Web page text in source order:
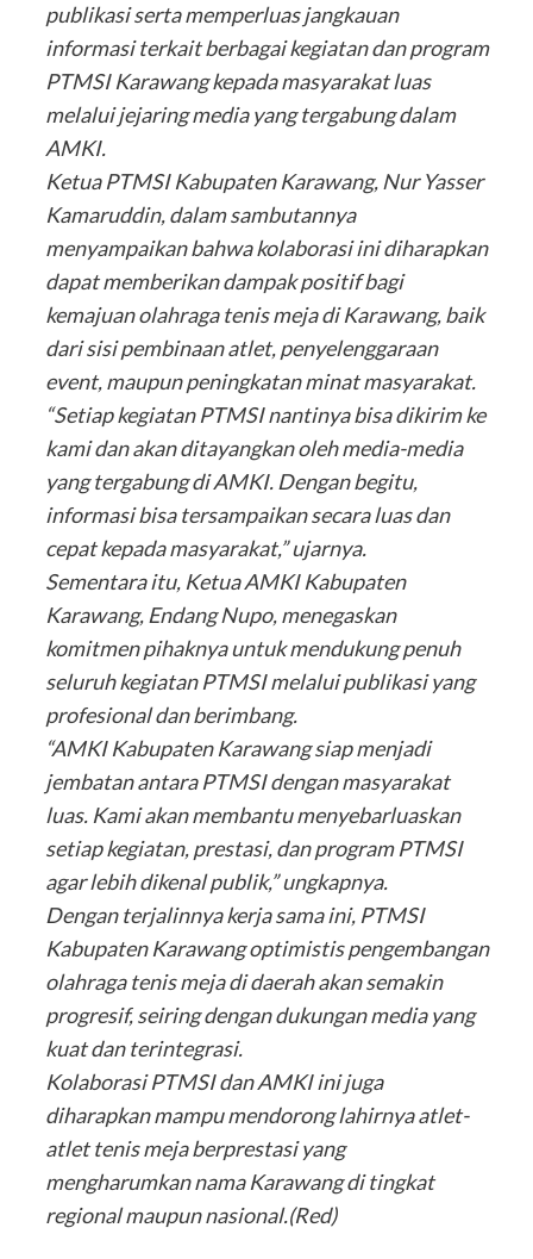
publikasi serta memperluas jangkauan
informasi terkait berbagai kegiatan dan program
PTMSI Karawang kepada masyarakat luas
melalui jejaring media yang tergabung dalam
AMKI.
Ketua PTMSI Kabupaten Karawang, Nur Yasser
Kamaruddin, dalam sambutannya
menyampaikan bahwa kolaborasi ini diharapkan
dapat memberikan dampak positif bagi
kemajuan olahraga tenis meja di Karawang, baik
dari sisi pembinaan atlet, penyelenggaraan
event, maupun peningkatan minat masyarakat.
“Setiap kegiatan PTMSI nantinya bisa dikirim ke
kami dan akan ditayangkan oleh media-media
yang tergabung di AMKI. Dengan begitu,
informasi bisa tersampaikan secara luas dan
cepat kepada masyarakat,” ujarnya.
Sementara itu, Ketua AMKI Kabupaten
Karawang, Endang Nupo, menegaskan
komitmen pihaknya untuk mendukung penuh
seluruh kegiatan PTMSI melalui publikasi yang
profesional dan berimbang.
“AMKI Kabupaten Karawang siap menjadi
jembatan antara PTMSI dengan masyarakat
luas. Kami akan membantu menyebarluaskan
setiap kegiatan, prestasi, dan program PTMSI
agar lebih dikenal publik,” ungkapnya.
Dengan terjalinnya kerja sama ini, PTMSI
Kabupaten Karawang optimistis pengembangan
olahraga tenis meja di daerah akan semakin
progresif, seiring dengan dukungan media yang
kuat dan terintegrasi.
Kolaborasi PTMSI dan AMKI ini juga
diharapkan mampu mendorong lahirnya atlet-
atlet tenis meja berprestasi yang
mengharumkan nama Karawang di tingkat
regional maupun nasional.(Red)